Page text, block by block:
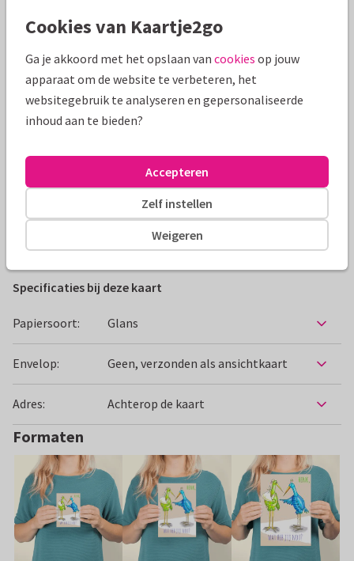
Productinformatie
Pechvogel heeft zijn vleugel gebroken. Stuur deze kaart naar
naam en eventueel tekst aan.
Alle kaarten zijn helemaal naar wens aan te passen
Enny Schouten
Specificaties bij deze kaart
Papiersoort: Glans
Envelop: Geen, verzonden als ansichtkaart
Adres: Achterop de kaart
Formaten
Cookies van Kaartje2go
Ga je akkoord met het opslaan van cookies op jouw
apparaat om de website te verbeteren, het
websitegebruik te analyseren en gepersonaliseerde
inhoud aan te bieden?
Weigeren
Zelf instellen
Accepteren